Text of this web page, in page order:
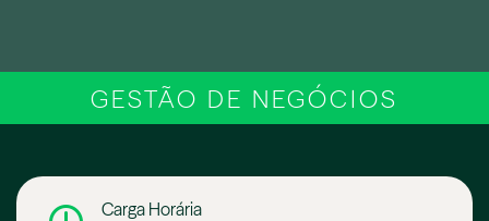
GESTÃO DE NEGÓCIOS
Carga Horária